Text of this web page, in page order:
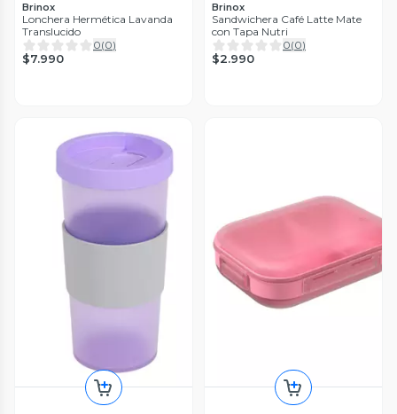
Brinox
Lonchera Hermética Lavanda
Translucido
0(0)
$7.990
Brinox
Sandwichera Café Latte Mate
con Tapa Nutri
0(0)
$2.990